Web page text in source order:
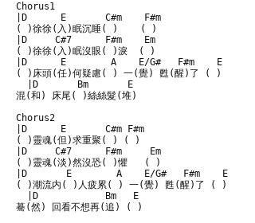
Chorus1
|D      E       C#m    F#m
( )徐徐(入)眠沉睡( )    ( )
|D     C#7      F#m    Em
( )徐徐(入)眠沒眼( )淚  ( )
|D      E        A    E/G#   F#m    E
( )床頭(任)何疑慮( ) 一(覺) 甦(醒)了 ( )
  |D       Bm       E
混(和) 床尾( )絲絲髮(堆)
Chorus2
|D      E       C#m F#m
( )靈魂(但)求重聚( ) ( )
|D     C#7      F#m     Em
( )靈魂(淡)然沒恐( )懼   ( )
|D       E        A    E/G#   F#m    E
( )潮流内( )人疲累( ) 一(覺) 甦(醒)了 ( )
  |D            Bm   E
驀(然) 回看不想再(追) ( )